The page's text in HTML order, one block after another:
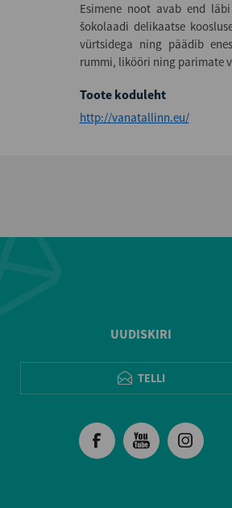
Esimene noot avab end
šokolaadi delikaatse
vürtsidega ning päädib
rummi, likööri ning parimate
Toote koduleht
http://vanatallinn.eu/
UUDISKIRI
TELLI